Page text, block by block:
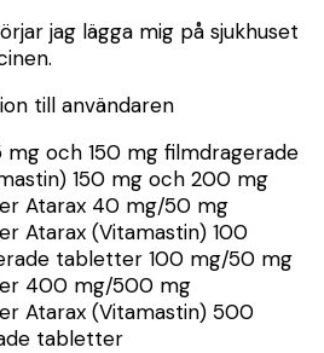
jag lägga mig på sjukhuset
till användaren
mg och 150 mg filmdragerade
150 mg och 200 mg
Atarax 40 mg/50 mg
Atarax (Vitamastin) 100
tabletter 100 mg/50 mg
400 mg/500 mg
Atarax (Vitamastin) 500
tabletter